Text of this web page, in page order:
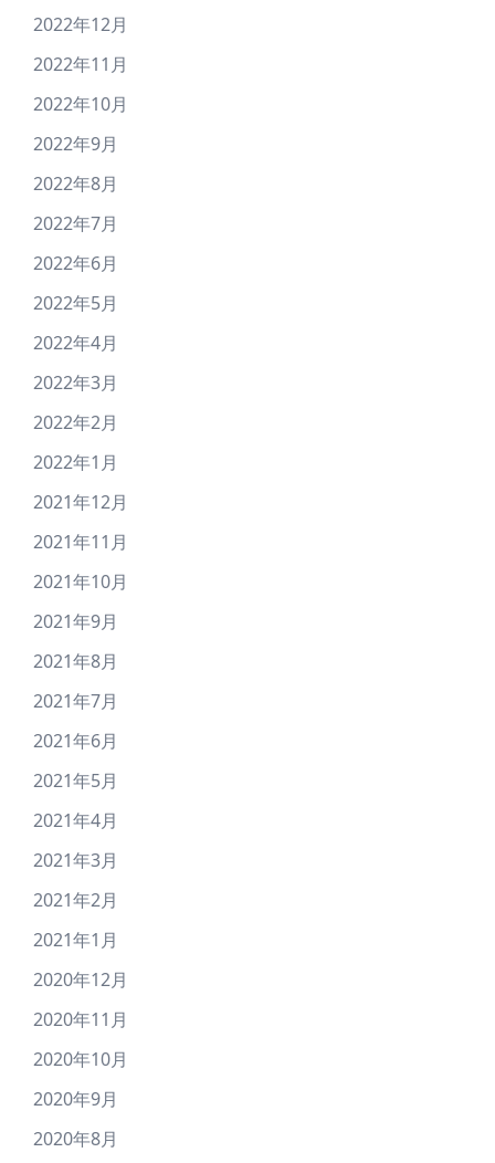
2022年12月
2022年11月
2022年10月
2022年9月
2022年8月
2022年7月
2022年6月
2022年5月
2022年4月
2022年3月
2022年2月
2022年1月
2021年12月
2021年11月
2021年10月
2021年9月
2021年8月
2021年7月
2021年6月
2021年5月
2021年4月
2021年3月
2021年2月
2021年1月
2020年12月
2020年11月
2020年10月
2020年9月
2020年8月